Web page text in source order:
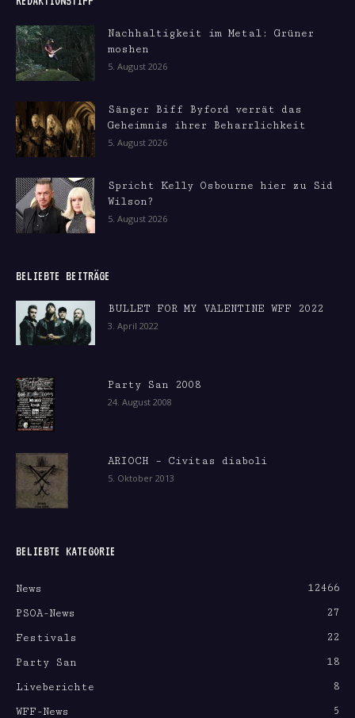
Nachhaltigkeit im Metal: Grüner
moshen
5. August 2026
Sänger Biff Byford verrät das
Geheimnis ihrer Beharrlichkeit
5. August 2026
Spricht Kelly Osbourne hier zu Sid
Wilson?
5. August 2026
BELIEBTE BEITRÄGE
BULLET FOR MY VALENTINE WFF 2022
3. April 2022
Party San 2008
24. August 2008
ARIOCH – Civitas diaboli
5. Oktober 2013
BELIEBTE KATEGORIE
News
12466
PSOA-News
27
Festivals
22
Party San
18
Liveberichte
8
WFF-News
5